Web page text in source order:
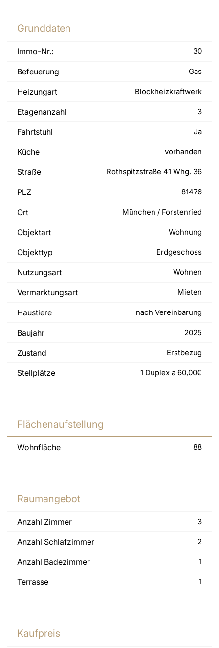
Grunddaten
Immo-Nr.: 30
Befeuerung Gas
Heizungart Blockheizkraftwerk
Etagenanzahl 3
Fahrtstuhl Ja
Küche vorhanden
Straße Rothspitzstraße 41 Whg. 36
PLZ 81476
Ort München / Forstenried
Objektart Wohnung
Objekttyp Erdgeschoss
Nutzungsart Wohnen
Vermarktungsart Mieten
Haustiere nach Vereinbarung
Baujahr 2025
Zustand Erstbezug
Stellplätze 1 Duplex a 60,00€
Flächenaufstellung
Wohnfläche 88
Raumangebot
Anzahl Zimmer 3
Anzahl Schlafzimmer 2
Anzahl Badezimmer 1
Terrasse 1
Kaufpreis